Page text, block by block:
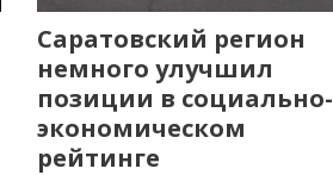
Саратовский регион
немного улучшил
позиции в социально-
экономическом
рейтинге